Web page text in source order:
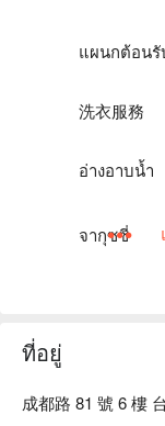
洗衣服務
อ่างอาบน้ำ
จากุซซี่
ที่อยู่
成都路 81 號 6 樓